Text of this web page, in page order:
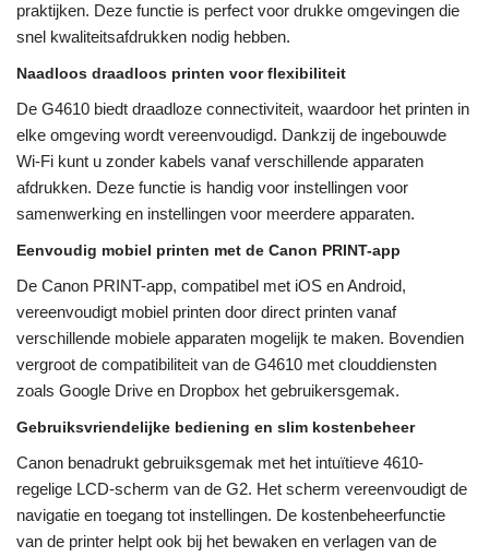
praktijken. Deze functie is perfect voor drukke omgevingen die
snel kwaliteitsafdrukken nodig hebben.
Naadloos draadloos printen voor flexibiliteit
De G4610 biedt draadloze connectiviteit, waardoor het printen in
elke omgeving wordt vereenvoudigd. Dankzij de ingebouwde
Wi-Fi kunt u zonder kabels vanaf verschillende apparaten
afdrukken. Deze functie is handig voor instellingen voor
samenwerking en instellingen voor meerdere apparaten.
Eenvoudig mobiel printen met de Canon PRINT-app
De Canon PRINT-app, compatibel met iOS en Android,
vereenvoudigt mobiel printen door direct printen vanaf
verschillende mobiele apparaten mogelijk te maken. Bovendien
vergroot de compatibiliteit van de G4610 met clouddiensten
zoals Google Drive en Dropbox het gebruikersgemak.
Gebruiksvriendelijke bediening en slim kostenbeheer
Canon benadrukt gebruiksgemak met het intuïtieve 4610-
regelige LCD-scherm van de G2. Het scherm vereenvoudigt de
navigatie en toegang tot instellingen. De kostenbeheerfunctie
van de printer helpt ook bij het bewaken en verlagen van de